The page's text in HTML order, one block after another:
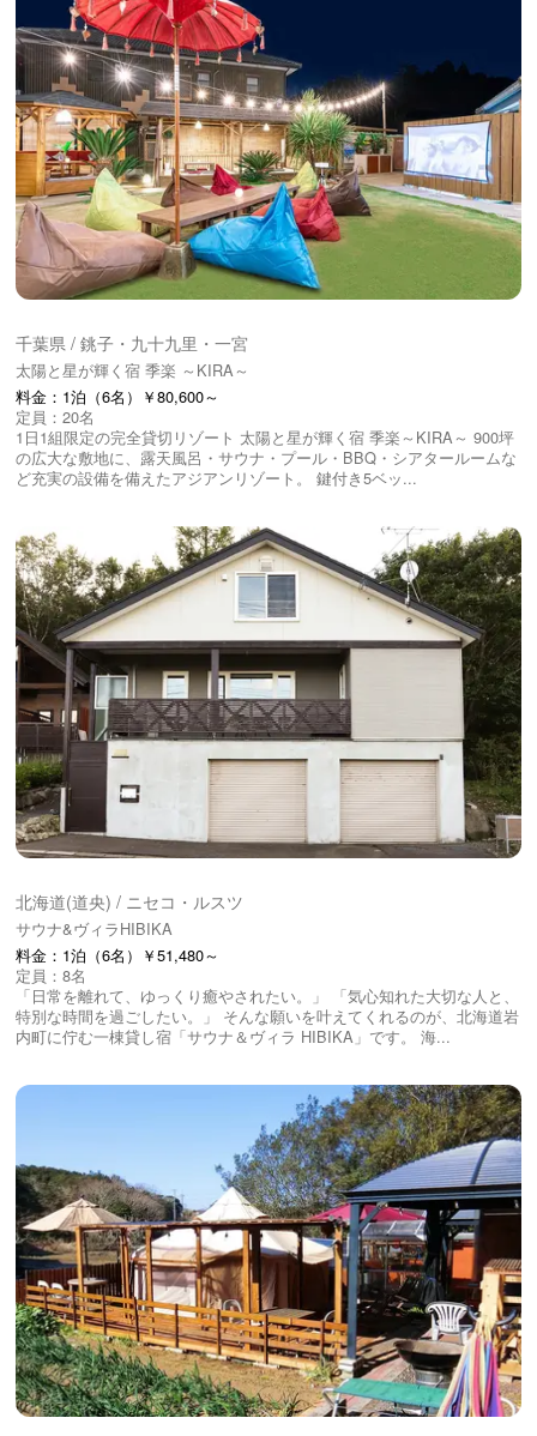
千葉県 / 銚子・九十九里・一宮
太陽と星が輝く宿 季楽 ～KIRA～
料金：1泊（6名）￥80,600～
定員：20名
1日1組限定の完全貸切リゾート 太陽と星が輝く宿 季楽～KIRA～ 900坪
の広大な敷地に、露天風呂・サウナ・プール・BBQ・シアタールームな
ど充実の設備を備えたアジアンリゾート。 鍵付き5ベッ...
北海道(道央) / ニセコ・ルスツ
サウナ&ヴィラHIBIKA
料金：1泊（6名）￥51,480～
定員：8名
「日常を離れて、ゆっくり癒やされたい。」 「気心知れた大切な人と、
特別な時間を過ごしたい。」 そんな願いを叶えてくれるのが、北海道岩
内町に佇む一棟貸し宿「サウナ＆ヴィラ HIBIKA」です。 海...